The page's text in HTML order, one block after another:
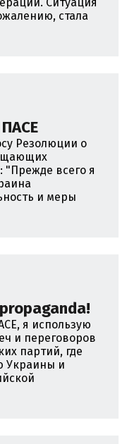
стала
Резолюции о
"Прежде всего я
и меры
я использую
и переговоров
партий, где
Украины и